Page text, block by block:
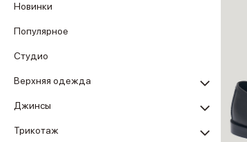
Новинки
Популярное
Студио
Верхняя одежда
Джинсы
Трикотаж